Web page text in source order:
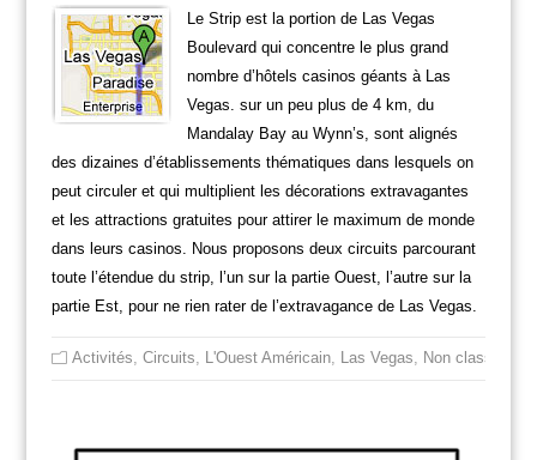
Le Strip est la portion de Las Vegas
Boulevard qui concentre le plus grand
nombre d’hôtels casinos géants à Las
Vegas. sur un peu plus de 4 km, du
Mandalay Bay au Wynn’s, sont alignés
des dizaines d’établissements thématiques dans lesquels on
peut circuler et qui multiplient les décorations extravagantes
et les attractions gratuites pour attirer le maximum de monde
dans leurs casinos. Nous proposons deux circuits parcourant
toute l’étendue du strip, l’un sur la partie Ouest, l’autre sur la
partie Est, pour ne rien rater de l’extravagance de Las Vegas.
Activités Circuits L'Ouest Américain, Las Vegas Non classé